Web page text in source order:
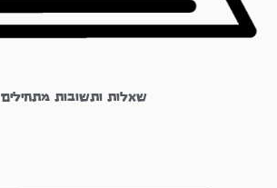
שאלות ותשובות מתחילים